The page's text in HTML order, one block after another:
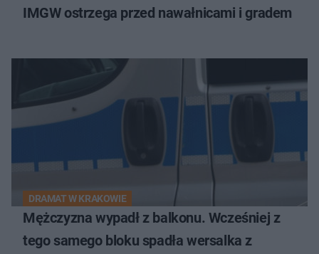
IMGW ostrzega przed nawałnicami i gradem
DRAMAT W KRAKOWIE
Mężczyzna wypadł z balkonu. Wcześniej z
tego samego bloku spadła wersalka z